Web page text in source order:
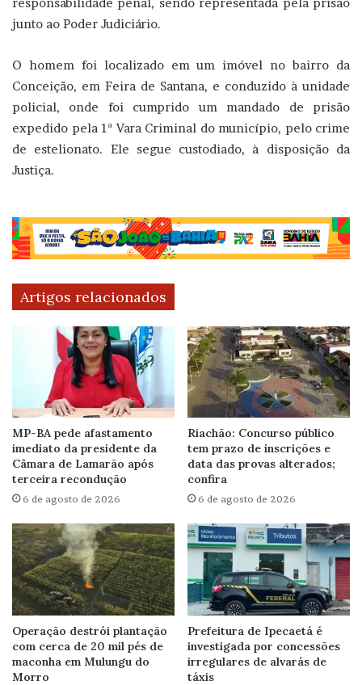
junto ao Poder Judiciário.
O homem foi localizado em um imóvel no bairro da
Conceição, em Feira de Santana, e conduzido à unidade
policial, onde foi cumprido um mandado de prisão
expedido pela 1ª Vara Criminal do município, pelo crime
de estelionato. Ele segue custodiado, à disposição da
Justiça.
Artigos relacionados
MP-BA pede afastamento
imediato da presidente da
Câmara de Lamarão após
terceira recondução
6 de agosto de 2026
Riachão: Concurso público
tem prazo de inscrições e
data das provas alterados;
confira
6 de agosto de 2026
Operação destrói plantação
com cerca de 20 mil pés de
maconha em Mulungu do
Morro
Prefeitura de Ipecaetá é
investigada por concessões
irregulares de alvarás de
táxis